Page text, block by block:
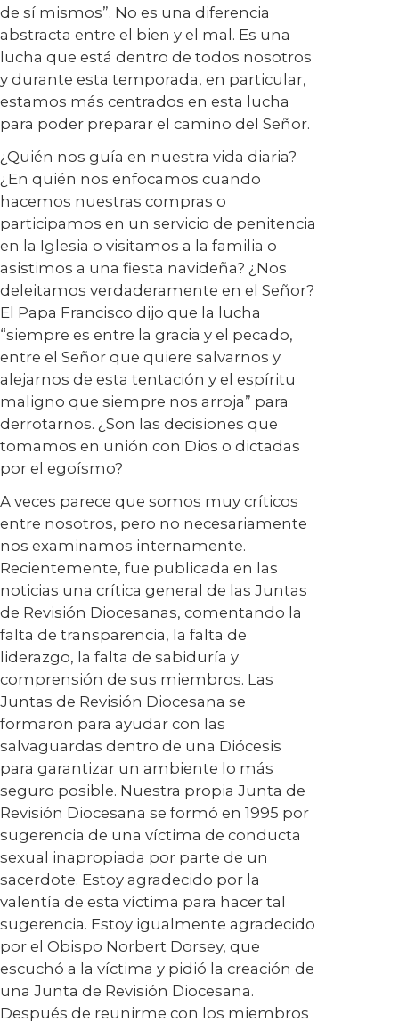
de sí mismos”. No es una diferencia
abstracta entre el bien y el mal. Es una
lucha que está dentro de todos nosotros
y durante esta temporada, en particular,
estamos más centrados en esta lucha
para poder preparar el camino del Señor.
¿Quién nos guía en nuestra vida diaria?
¿En quién nos enfocamos cuando
hacemos nuestras compras o
participamos en un servicio de penitencia
en la Iglesia o visitamos a la familia o
asistimos a una fiesta navideña? ¿Nos
deleitamos verdaderamente en el Señor?
El Papa Francisco dijo que la lucha
“siempre es entre la gracia y el pecado,
entre el Señor que quiere salvarnos y
alejarnos de esta tentación y el espíritu
maligno que siempre nos arroja” para
derrotarnos. ¿Son las decisiones que
tomamos en unión con Dios o dictadas
por el egoísmo?
A veces parece que somos muy críticos
entre nosotros, pero no necesariamente
nos examinamos internamente.
Recientemente, fue publicada en las
noticias una crítica general de las Juntas
de Revisión Diocesanas, comentando la
falta de transparencia, la falta de
liderazgo, la falta de sabiduría y
comprensión de sus miembros. Las
Juntas de Revisión Diocesana se
formaron para ayudar con las
salvaguardas dentro de una Diócesis
para garantizar un ambiente lo más
seguro posible. Nuestra propia Junta de
Revisión Diocesana se formó en 1995 por
sugerencia de una víctima de conducta
sexual inapropiada por parte de un
sacerdote. Estoy agradecido por la
valentía de esta víctima para hacer tal
sugerencia. Estoy igualmente agradecido
por el Obispo Norbert Dorsey, que
escuchó a la víctima y pidió la creación de
una Junta de Revisión Diocesana.
Después de reunirme con los miembros